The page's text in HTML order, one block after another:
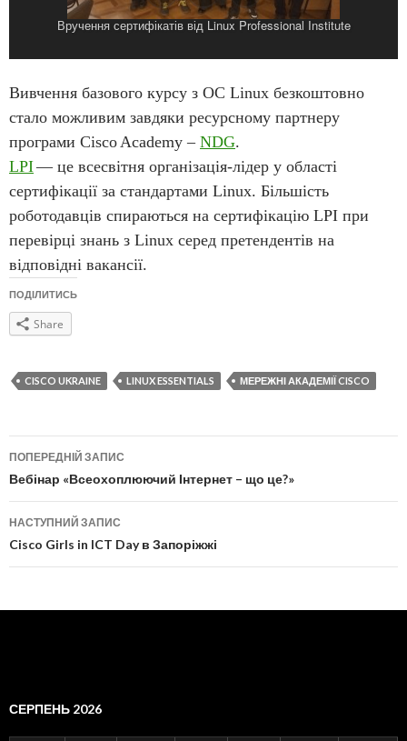
Вручення сертифікатів від Linux Professional Institute
Вручення сертифікатів від Linux Professional Institute
Вивчення базового курсу з ОС Linux безкоштовно
стало можливим завдяки ресурсному партнеру
програми CiscoAcademy – NDG.
LPI— це всесвітня організація-лідер у області
сертифікації за стандартами Linux. Більшість
роботодавців спираються на сертифікацію LPI при
перевірці знань з Linux серед претендентів на
відповідні вакансії.
ПОДІЛИТИСЬ
Share
CISCO UKRAINE LINUX ESSENTIALS МЕРЕЖНІ АКАДЕМІЇ CISCO
Навігація по записах
ПОПЕРЕДНІЙ ЗАПИС
Вебінар «Всеохоплюючий Інтернет – що це?»
НАСТУПНИЙ ЗАПИС
Cisco Girls in ICT Day в Запоріжжі
СЕРПЕНЬ 2026